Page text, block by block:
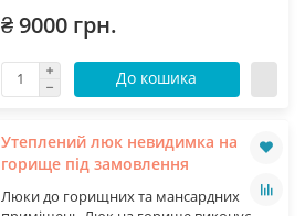
₴ 9000 грн.
До кошика
Утеплений люк невидимка на
горище під замовлення
Люки до горищних та мансардних